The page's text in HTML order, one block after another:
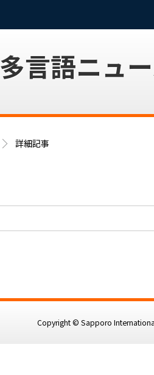
多言語ニュ
詳細記事
Copyright © Sapporo